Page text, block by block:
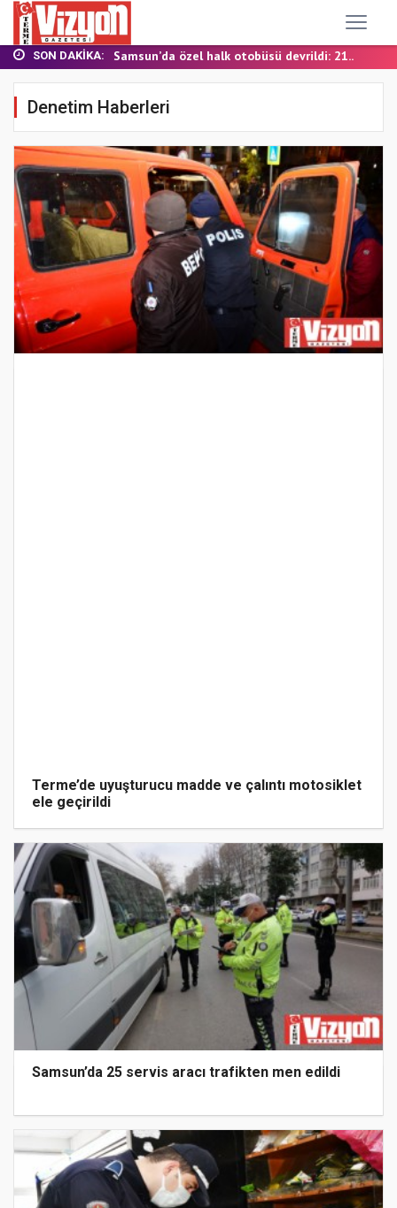
SON DAKIKA:
TERME MHP’DE KONGRE HEYECANI
YALI MAHALLESİ’NDE DOĞALGAZ İÇİN İLK KAZ...
Samsun’da özel halk otobüsü devrildi: 21...
FINDIK BAHÇESİNDE YANMIŞ HALDE ÖLÜ BULUN...
Denetim Haberleri
Terme’de uyuşturucu madde ve çalıntı motosiklet
ele geçirildi
Samsun’da 25 servis aracı trafikten men edildi